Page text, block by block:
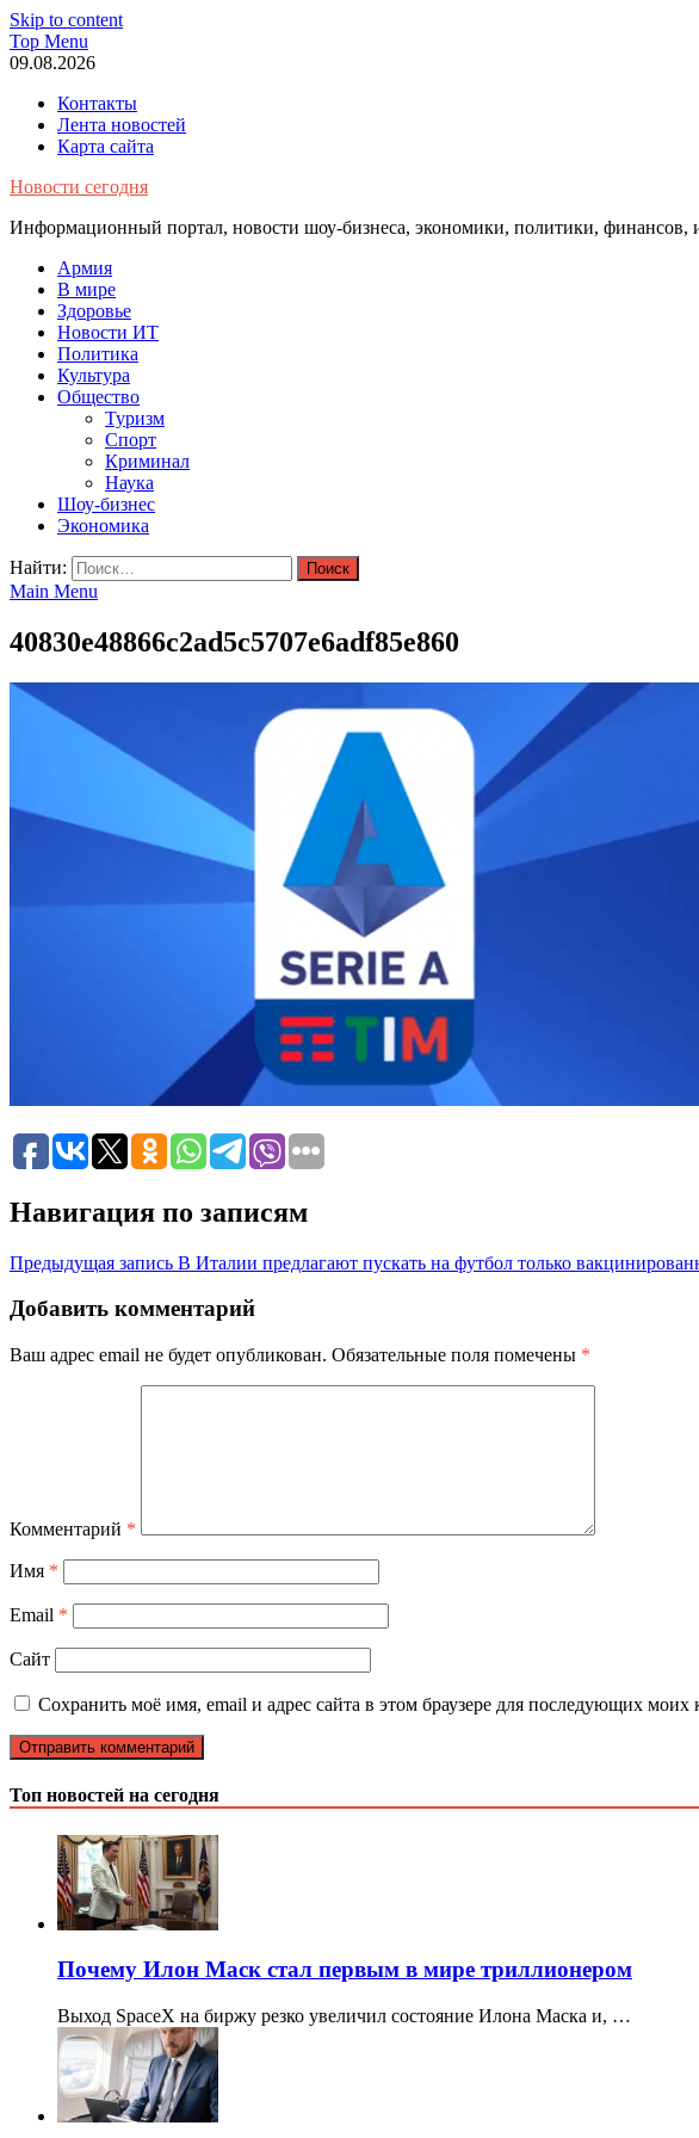
Skip to content
Top Menu
09.08.2026
Контакты
Лента новостей
Карта сайта
Новости сегодня
Информационный портал, новости шоу-бизнеса, экономики, политики, финансов,
Армия
В мире
Здоровье
Новости ИТ
Политика
Культура
Общество
Туризм
Спорт
Криминал
Наука
Шоу-бизнес
Экономика
Найти:
Main Menu
40830e48866c2ad5c5707e6adf85e860
Навигация по записям
Предыдущая запись В Италии предлагают пускать на футбол только
Добавить комментарий
Ваш адрес email не будет опубликован. Обязательные поля помечены *
Комментарий *
Имя *
Email *
Сайт
Сохранить моё имя, email и адрес сайта в этом браузере для последующих моих
Топ новостей на сегодня
Почему Илон Маск стал первым в мире триллионером
Выход SpaceX на биржу резко увеличил состояние Илона Маска и, …